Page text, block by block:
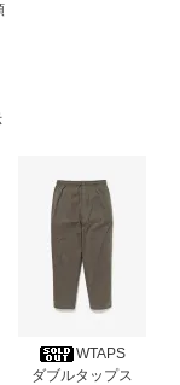
WTAPS
ダブルタップス